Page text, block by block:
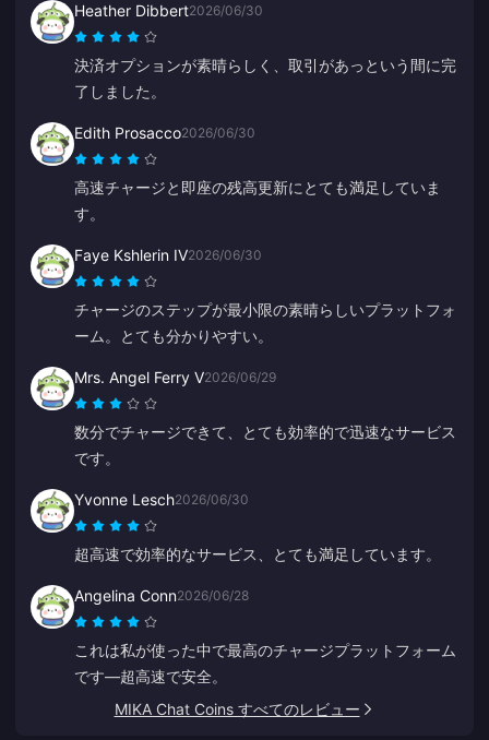
Heather Dibbert2026/06/30
決済オプションが素晴らしく、取引があっという間に完
了しました。
Edith Prosacco2026/06/30
高速チャージと即座の残高更新にとても満足していま
す。
Faye Kshlerin IV2026/06/30
チャージのステップが最小限の素晴らしいプラットフォ
ーム。とても分かりやすい。
Mrs. Angel Ferry V2026/06/29
数分でチャージできて、とても効率的で迅速なサービス
です。
Yvonne Lesch2026/06/30
超高速で効率的なサービス、とても満足しています。
Angelina Conn2026/06/28
これは私が使った中で最高のチャージプラットフォーム
です—超高速で安全。
MIKA Chat Coins すべてのレビュー